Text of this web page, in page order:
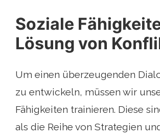
Soziale
Lösung von
Um einen überzeugenden
zu entwickeln, müssen wir
Fähigkeiten trainieren. Diese
als die Reihe von Strategien